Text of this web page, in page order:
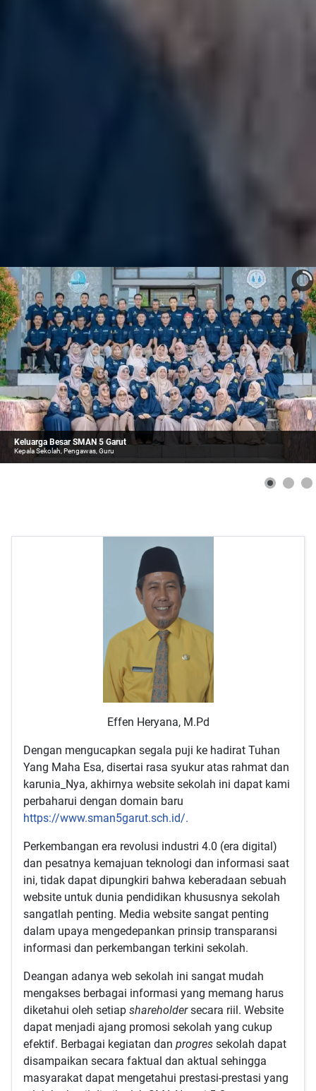
Keluarga Besar SMAN 5 Garut
Kepala Sekolah, Pengawas, Guru
Effen Heryana, M.Pd
Dengan mengucapkan segala puji ke hadirat Tuhan
Yang Maha Esa, disertai rasa syukur atas rahmat dan
karunia_Nya, akhirnya website sekolah ini dapat kami
perbaharui dengan domain baru
https://www.sman5garut.sch.id/.
Perkembangan era revolusi industri 4.0 (era digital)
dan pesatnya kemajuan teknologi dan informasi saat
ini, tidak dapat dipungkiri bahwa keberadaan sebuah
website untuk dunia pendidikan khususnya sekolah
sangatlah penting. Media website sangat penting
dalam upaya mengedepankan prinsip transparansi
informasi dan perkembangan terkini sekolah.
Deangan adanya web sekolah ini sangat mudah
mengakses berbagai informasi yang memang harus
diketahui oleh setiap shareholdersecara riil. Website
dapat menjadi ajang promosi sekolah yang cukup
efektif. Berbagai kegiatan dan progres sekolah dapat
disampaikan secara faktual dan aktual sehingga
masyarakat dapat mengetahui prestasi-prestasi yang